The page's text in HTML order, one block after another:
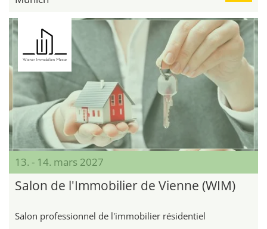
13. - 14. mars 2027
Salon de l'Immobilier de Vienne (WIM)
Salon professionnel de l'immobilier résidentiel